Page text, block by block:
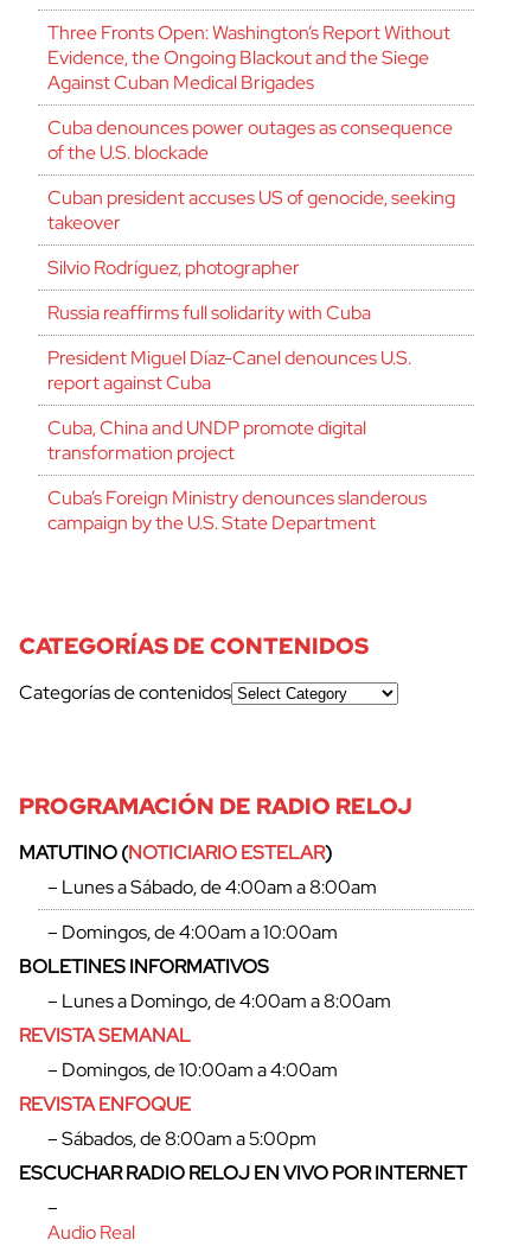
Three Fronts Open: Washington’s Report Without
Evidence, the Ongoing Blackout and the Siege
Against Cuban Medical Brigades
Cuba denounces power outages as consequence
of the U.S. blockade
Cuban president accuses US of genocide, seeking
takeover
Silvio Rodríguez, photographer
Russia reaffirms full solidarity with Cuba
President Miguel Díaz-Canel denounces U.S.
report against Cuba
Cuba, China and UNDP promote digital
transformation project
Cuba’s Foreign Ministry denounces slanderous
campaign by the U.S. State Department
CATEGORÍAS DE CONTENIDOS
Categorías de contenidos
PROGRAMACIÓN DE RADIO RELOJ
MATUTINO (NOTICIARIO ESTELAR)
– Lunes a Sábado, de 4:00am a 8:00am
– Domingos, de 4:00am a 10:00am
BOLETINES INFORMATIVOS
– Lunes a Domingo, de 4:00am a 8:00am
REVISTA SEMANAL
– Domingos, de 10:00am a 4:00am
REVISTA ENFOQUE
– Sábados, de 8:00am a 5:00pm
ESCUCHAR RADIO RELOJ EN VIVO POR INTERNET
–
Audio Real